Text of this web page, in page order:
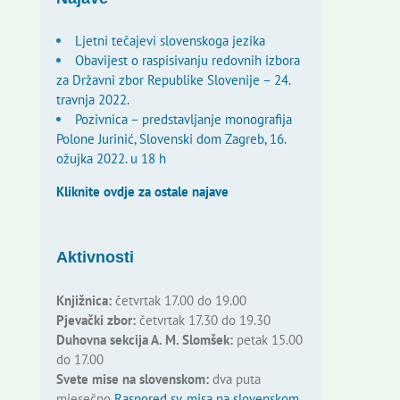
Ljetni tečajevi slovenskoga jezika
Obavijest o raspisivanju redovnih izbora
za Državni zbor Republike Slovenije – 24.
travnja 2022.
Pozivnica – predstavljanje monografija
Polone Jurinić, Slovenski dom Zagreb, 16.
ožujka 2022. u 18 h
Kliknite ovdje za ostale najave
Aktivnosti
Knjižnica:četvrtak 17.00 do 19.00
Pjevački zbor:četvrtak 17.30 do 19.30
Duhovna sekcija A. M. Slomšek:petak 15.00
do 17.00
Svete mise na slovenskom:dva puta